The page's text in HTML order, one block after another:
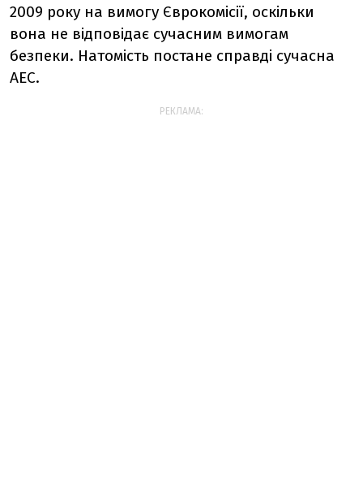
2009 року на вимогу Єврокомісії, оскільки
вона не відповідає сучасним вимогам
безпеки. Натомість постане справді сучасна
АЕС.
РЕКЛАМА: